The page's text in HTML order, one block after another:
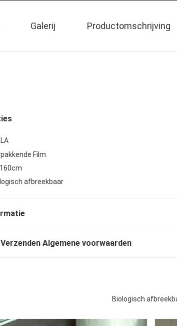
Galerij Productomschrijving
Film
afbreekbaar
Algemene voorwaarden
Biologisch